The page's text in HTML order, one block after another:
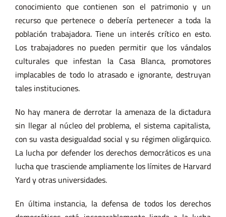
conocimiento que contienen son el patrimonio y un
recurso que pertenece o debería pertenecer a toda la
población trabajadora. Tiene un interés crítico en esto.
Los trabajadores no pueden permitir que los vándalos
culturales que infestan la Casa Blanca, promotores
implacables de todo lo atrasado e ignorante, destruyan
tales instituciones.
No hay manera de derrotar la amenaza de la dictadura
sin llegar al núcleo del problema, el sistema capitalista,
con su vasta desigualdad social y su régimen oligárquico.
La lucha por defender los derechos democráticos es una
lucha que trasciende ampliamente los límites de Harvard
Yard y otras universidades.
En última instancia, la defensa de todos los derechos